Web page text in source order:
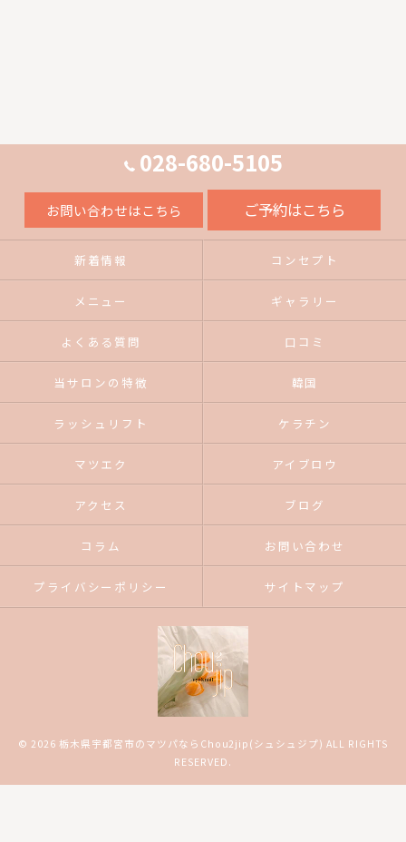
028-680-5105
お問い合わせはこちら ご予約はこちら
新着情報 コンセプト
メニュー ギャラリー
よくある質問 口コミ
当サロンの特徴 韓国
ラッシュリフト ケラチン
マツエク アイブロウ
アクセス ブログ
コラム お問い合わせ
プライバシーポリシー サイトマップ
© 2026 栃木県宇都宮市のマツパならChou2jip(シュシュジプ) ALL RIGHTS
RESERVED.